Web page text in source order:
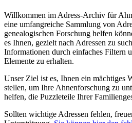
Willkommen im Adress-Archiv für
eine umfangreiche Sammlung von
genealogischen Forschung helfen
es Ihnen, gezielt nach Adressen zu
Informationen durch einfaches Filtern
Elemente zu erhalten.
Unser Ziel ist es, Ihnen ein mächtiges
stellen, um Ihre Ahnenforschung zu
helfen, die Puzzleteile Ihrer
Sollten wichtige Adressen fehlen,